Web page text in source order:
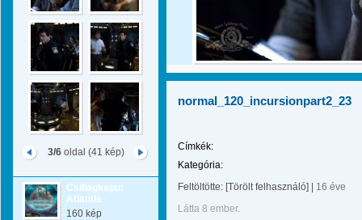
3/6oldal (41 kép)
Csillagkapu:
Atlantis
160 kép
normal_120_incursionpart2_23
Címkék:
Kategória:
Feltöltötte: [Törölt felhasználó]
16 éve
Látta 8 ember.